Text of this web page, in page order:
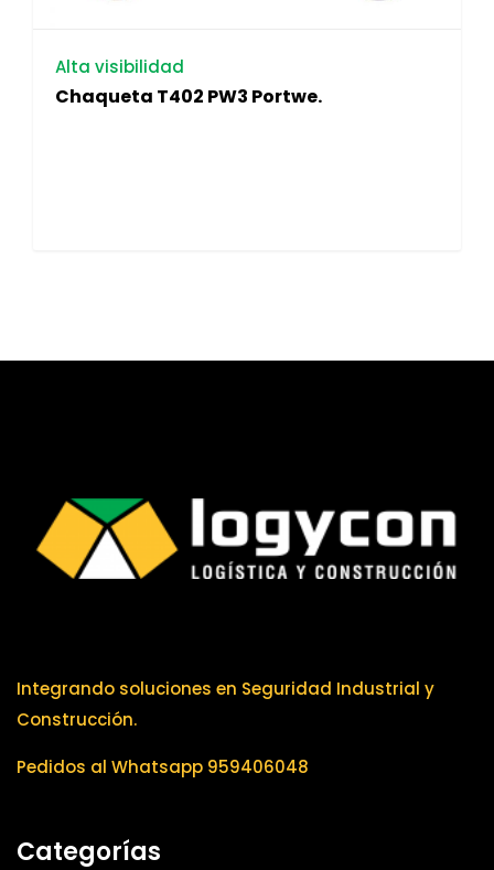
Alta visibilidad
Chaqueta T402 PW3 Portwe.
Integrando soluciones en Seguridad Industrial y
Construcción.
Pedidos al Whatsapp 959406048
Categorías